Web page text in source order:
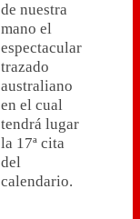
de nuestra
mano el
espectacular
trazado
australiano
en el cual
tendrá lugar
la 17ª cita
del
calendario.